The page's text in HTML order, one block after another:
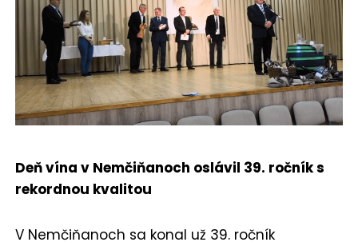
Deň vína v Nemčiňanoch oslávil 39. ročník s
rekordnou kvalitou
V Nemčiňanoch sa konal už 39. ročník